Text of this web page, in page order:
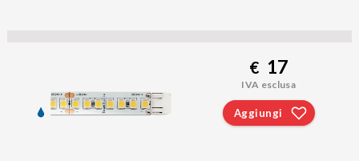
€ 17
IVA esclusa
Aggiungi